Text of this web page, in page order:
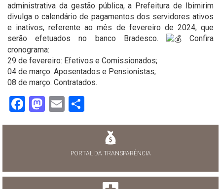
administrativa da gestão pública, a Prefeitura de Ibimirim
divulga o calendário de pagamentos dos servidores ativos
e inativos, referente ao mês de fevereiro de 2024, que
serão efetuados no banco Bradesco.
Confira
cronograma:
29 de fevereiro: Efetivos e Comissionados;
04 de março: Aposentados e Pensionistas;
08 de março: Contratados.
Facebook
Mastodon
Email
PORTAL DA TRANSPARÊNCIA